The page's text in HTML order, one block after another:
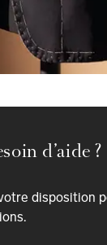
d’aide ?
disposition